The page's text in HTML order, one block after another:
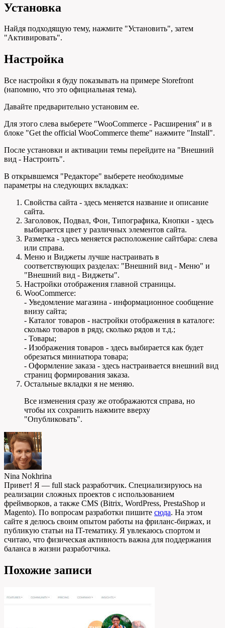
Установка
Найдя подходящую тему, нажмите "Установить", затем
"Активировать".
Настройка
Все настройки я буду показывать на примере Storefront
(напомню, что это официальная тема).
Давайте предварительно установим ее.
Для этого слева выберете "WooCommerce - Расширения" и в
блоке "Get the official WooCommerce theme" нажмите "Install".
После установки и активации темы перейдите на "Внешний
вид - Настроить".
В открывшемся "Редакторе" выберете необходимые
параметры на следующих вкладках:
Свойства сайта - здесь меняется название и описание
сайта.
Заголовок, Подвал, Фон, Типографика, Кнопки - здесь
выбирается цвет у различных элементов сайта.
Разметка - здесь меняется расположение сайтбара: слева
или справа.
Меню и Виджеты лучше настраивать в
соответствующих разделах: "Внешний вид - Меню" и
"Внешний вид - Виджеты".
Настройки отображения главной страницы.
WooCommerce:
- Уведомление магазина - информационное сообщение
внизу сайта;
- Каталог товаров - настройки отображения в каталоге:
сколько товаров в ряду, сколько рядов и т.д.;
- Товары;
- Изображения товаров - здесь выбирается как будет
обрезаться миниатюра товара;
- Оформление заказа - здесь настраивается внешний вид
страниц формирования заказа.
Остальные вкладки я не меняю.
Все изменения сразу же отображаются справа, но
чтобы их сохранить нажмите вверху
"Опубликовать".
Nina Nokhrina
Привет! Я — full stack разработчик. Специализируюсь на
реализации сложных проектов с использованием
фреймворков, а также CMS (Bitrix, WordPress, PrestaShop и
Magento). По вопросам разработки пишите сюда. На этом
сайте я делюсь своим опытом работы на фриланс-биржах, и
публикую статьи на IT-тематику. Я увлекаюсь спортом и
считаю, что физическая активность важна для поддержания
баланса в жизни разработчика.
Похожие записи